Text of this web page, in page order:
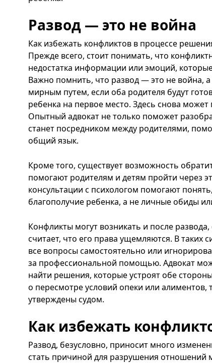
Развод — это не война
Как избежать конфликтов в процессе
Прежде всего, стоит понимать, что
недостатка информации или эмоций,
Важно помнить, что развод — это не война,
мирным путем, если оба родителя будут
ребенка на первое место. Здесь снова
Опытный адвокат не только поможет
станет посредником между родителями,
общий язык.
Кроме того, существует возможность
помогают родителям и детям пройти через
консультации с психологом помогают
благополучие ребенка, а не личные обиды
Конфликты могут возникать и после
считает, что его права ущемляются. В таких
все вопросы самостоятельно или
за профессиональной помощью. Адвокат
найти решения, которые устроят обе
о пересмотре условий опеки или алиментов,
утверждены судом.
Как избежать
Развод, безусловно, приносит много
стать причиной для разрушения отношений